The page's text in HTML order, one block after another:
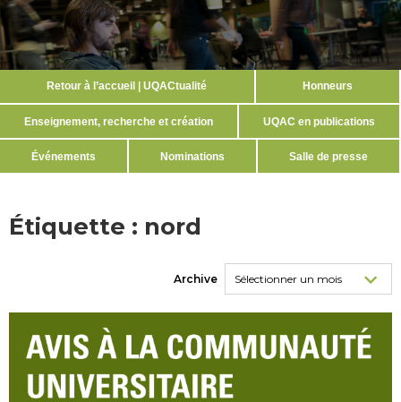
Retour à l’accueil | UQACtualité Honneurs
Enseignement, recherche et création UQAC en publications
Événements Nominations Salle de presse
Étiquette : nord
Archive